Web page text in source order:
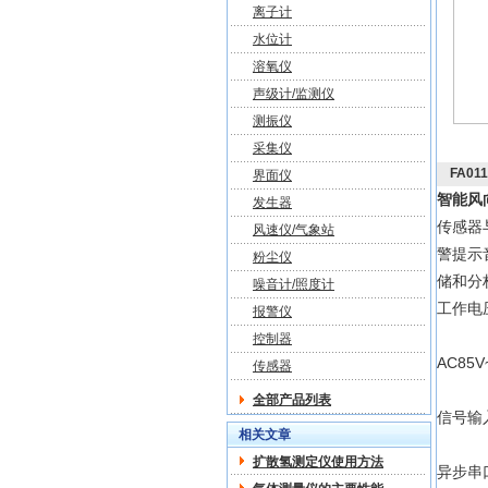
离子计
水位计
溶氧仪
声级计/监测仪
测振仪
采集仪
界面仪
发生器
风速仪/气象站
粉尘仪
噪音计/照度计
报警仪
控制器
传感器
全部产品列表
相关文章
扩散氢测定仪使用方法
智能风
传感器
警提示
储和分
工作电
信号输
异步串